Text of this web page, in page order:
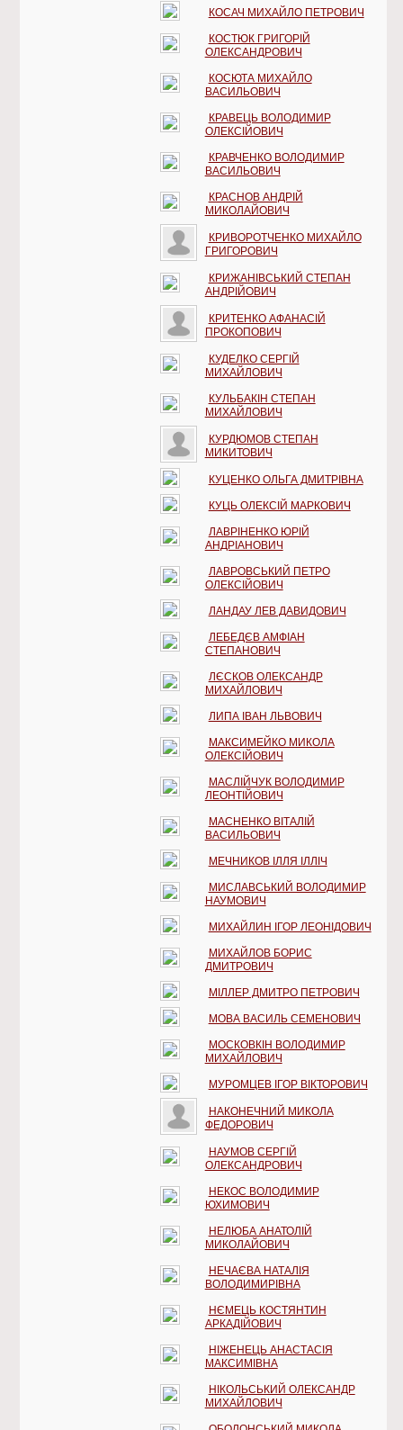
КОСАЧ МИХАЙЛО ПЕТРОВИЧ
КОСТЮК ГРИГОРІЙ
ОЛЕКСАНДРОВИЧ
КОСЮТА МИХАЙЛО
ВАСИЛЬОВИЧ
КРАВЕЦЬ ВОЛОДИМИР
ОЛЕКСІЙОВИЧ
КРАВЧЕНКО ВОЛОДИМИР
ВАСИЛЬОВИЧ
КРАСНОВ АНДРІЙ
МИКОЛАЙОВИЧ
КРИВОРОТЧЕНКО МИХАЙЛО
ГРИГОРОВИЧ
КРИЖАНІВСЬКИЙ СТЕПАН
АНДРІЙОВИЧ
КРИТЕНКО АФАНАСІЙ
ПРОКОПОВИЧ
КУДЕЛКО СЕРГІЙ
МИХАЙЛОВИЧ
КУЛЬБАКІН СТЕПАН
МИХАЙЛОВИЧ
КУРДЮМОВ СТЕПАН
МИКИТОВИЧ
КУЦЕНКО ОЛЬГА ДМИТРІВНА
КУЦЬ ОЛЕКСІЙ МАРКОВИЧ
ЛАВРІНЕНКО ЮРІЙ
АНДРІАНОВИЧ
ЛАВРОВСЬКИЙ ПЕТРО
ОЛЕКСІЙОВИЧ
ЛАНДАУ ЛЕВ ДАВИДОВИЧ
ЛЕБЕДЄВ АМФІАН
СТЕПАНОВИЧ
ЛЄСКОВ ОЛЕКСАНДР
МИХАЙЛОВИЧ
ЛИПА ІВАН ЛЬВОВИЧ
МАКСИМЕЙКО МИКОЛА
ОЛЕКСІЙОВИЧ
МАСЛІЙЧУК ВОЛОДИМИР
ЛЕОНТІЙОВИЧ
МАСНЕНКО ВІТАЛІЙ
ВАСИЛЬОВИЧ
МЕЧНИКОВ ІЛЛЯ ІЛЛІЧ
МИСЛАВСЬКИЙ ВОЛОДИМИР
НАУМОВИЧ
МИХАЙЛИН ІГОР ЛЕОНІДОВИЧ
МИХАЙЛОВ БОРИС
ДМИТРОВИЧ
МІЛЛЕР ДМИТРО ПЕТРОВИЧ
МОВА ВАСИЛЬ СЕМЕНОВИЧ
МОСКОВКІН ВОЛОДИМИР
МИХАЙЛОВИЧ
МУРОМЦЕВ ІГОР ВІКТОРОВИЧ
НАКОНЕЧНИЙ МИКОЛА
ФЕДОРОВИЧ
НАУМОВ СЕРГІЙ
ОЛЕКСАНДРОВИЧ
НЕКОС ВОЛОДИМИР
ЮХИМОВИЧ
НЕЛЮБА АНАТОЛІЙ
МИКОЛАЙОВИЧ
НЕЧАЄВА НАТАЛІЯ
ВОЛОДИМИРІВНА
НЄМЕЦЬ КОСТЯНТИН
АРКАДІЙОВИЧ
НІЖЕНЕЦЬ АНАСТАСІЯ
МАКСИМІВНА
НІКОЛЬСЬКИЙ ОЛЕКСАНДР
МИХАЙЛОВИЧ